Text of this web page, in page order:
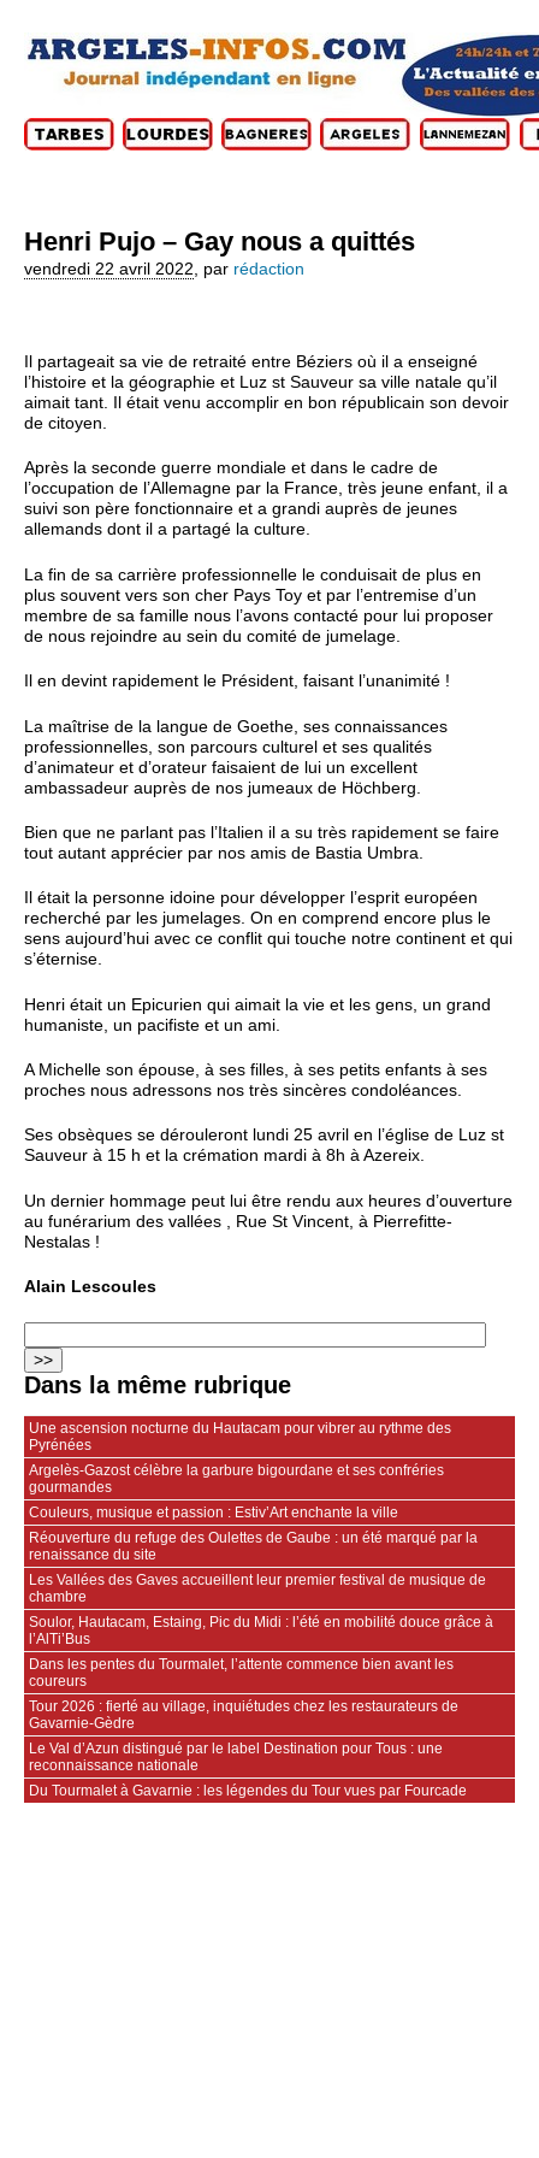
Henri Pujo – Gay nous a quittés
vendredi 22 avril 2022 par rédaction
Il partageait sa vie de retraité entre Béziers où il a enseigné
l’histoire et la géographie et Luz st Sauveur sa ville natale qu’il
aimait tant. Il était venu accomplir en bon républicain son devoir
de citoyen.
Après la seconde guerre mondiale et dans le cadre de
l’occupation de l’Allemagne par la France, très jeune enfant, il a
suivi son père fonctionnaire et a grandi auprès de jeunes
allemands dont il a partagé la culture.
La fin de sa carrière professionnelle le conduisait de plus en
plus souvent vers son cher Pays Toy et par l’entremise d’un
membre de sa famille nous l’avons contacté pour lui proposer
de nous rejoindre au sein du comité de jumelage.
Il en devint rapidement le Président, faisant l’unanimité !
La maîtrise de la langue de Goethe, ses connaissances
professionnelles, son parcours culturel et ses qualités
d’animateur et d’orateur faisaient de lui un excellent
ambassadeur auprès de nos jumeaux de Höchberg.
Bien que ne parlant pas l’Italien il a su très rapidement se faire
tout autant apprécier par nos amis de Bastia Umbra.
Il était la personne idoine pour développer l’esprit européen
recherché par les jumelages. On en comprend encore plus le
sens aujourd’hui avec ce conflit qui touche notre continent et qui
s’éternise.
Henri était un Epicurien qui aimait la vie et les gens, un grand
humaniste, un pacifiste et un ami.
A Michelle son épouse, à ses filles, à ses petits enfants à ses
proches nous adressons nos très sincères condoléances.
Ses obsèques se dérouleront lundi 25 avril en l’église de Luz st
Sauveur à 15 h et la crémation mardi à 8h à Azereix.
Un dernier hommage peut lui être rendu aux heures d’ouverture
au funérarium des vallées , Rue St Vincent, à Pierrefitte-
Nestalas !
Alain Lescoules
Dans la même rubrique
Une ascension nocturne du Hautacam pour vibrer au rythme des
Pyrénées
Argelès-Gazost célèbre la garbure bigourdane et ses confréries
gourmandes
Couleurs, musique et passion : Estiv’Art enchante la ville
Réouverture du refuge des Oulettes de Gaube : un été marqué par la
renaissance du site
Les Vallées des Gaves accueillent leur premier festival de musique de
chambre
Soulor, Hautacam, Estaing, Pic du Midi : l’été en mobilité douce grâce à
l’AlTi’Bus
Dans les pentes du Tourmalet, l’attente commence bien avant les
coureurs
Tour 2026 : fierté au village, inquiétudes chez les restaurateurs de
Gavarnie‑Gèdre
Le Val d’Azun distingué par le label Destination pour Tous : une
reconnaissance nationale
Du Tourmalet à Gavarnie : les légendes du Tour vues par Fourcade